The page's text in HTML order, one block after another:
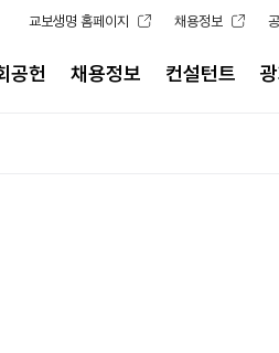
교보생명 홈페이지 채용정보
공헌 채용정보 컨설턴트